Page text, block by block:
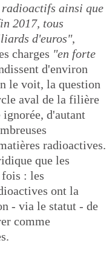
radioactifs ainsi que
2017, tous
d'euros",
charges "en forte
d'environ
le voit, la question
aval de la filière
d'autant
radioactives.
que les
: les
ont la
- via le statut - de
comme